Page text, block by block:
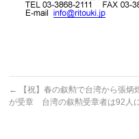
←
【祝】春の叙勲で台湾から張炳
が受章 台湾の叙勲受章者は92人